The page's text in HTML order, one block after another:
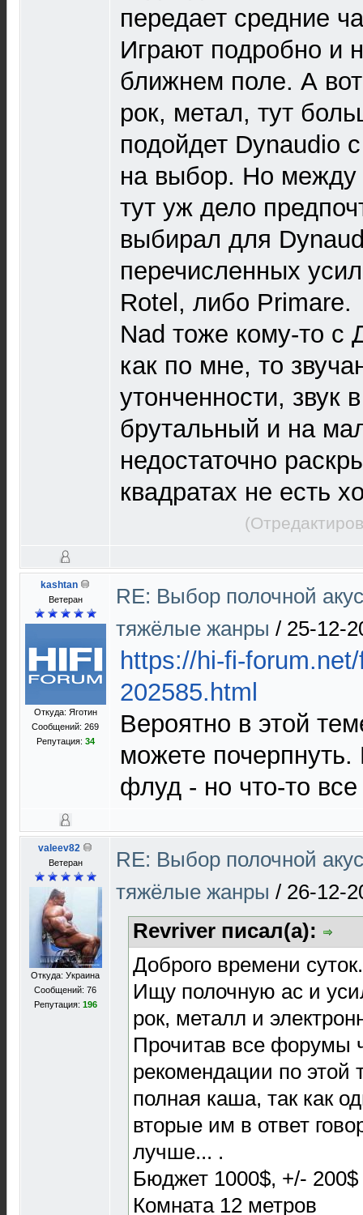
передает средние
Играют подробно и
ближнем поле. А
рок, метал, тут
подойдет Dynaudio
на выбор. Но между
тут уж дело
выбирал для
перечисленных
Rotel, либо Primare.
Nad тоже кому-то с
как по мне, то
утонченности, звук
брутальный и на
недостаточно
квадратах не есть
kashtan
Ветеран
Откуда: Яготин
Сообщений: 269
Репутация: 34
RE: Выбор полочной
тяжёлые жанры / 25-12-
https://hi-fi-
202585.html
Вероятно в этой
можете
флуд - но что-то
valeev82
Ветеран
Откуда: Украина
Сообщений: 76
Репутация: 196
RE: Выбор полочной
тяжёлые жанры / 26-12-
Revriver писал(а):
Доброго времени суток.
Ищу полочную ас и
рок, металл и
Прочитав все форумы
рекомендации по этой
полная каша, так как
вторые им в ответ
лучше... .
Бюджет 1000$, +/- 200$
Комната 12 метров